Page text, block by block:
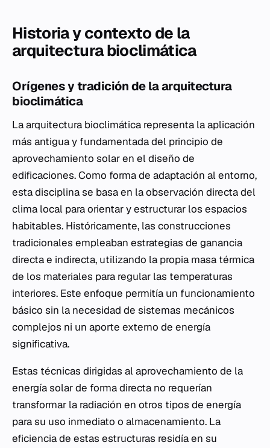
Historia y contexto de la
arquitectura bioclimática
Orígenes y tradición de la arquitectura
bioclimática
La arquitectura bioclimática representa la aplicación
más antigua y fundamentada del principio de
aprovechamiento solar en el diseño de
edificaciones. Como forma de adaptación al entorno,
esta disciplina se basa en la observación directa del
clima local para orientar y estructurar los espacios
habitables. Históricamente, las construcciones
tradicionales empleaban estrategias de ganancia
directa e indirecta, utilizando la propia masa térmica
de los materiales para regular las temperaturas
interiores. Este enfoque permitía un funcionamiento
básico sin la necesidad de sistemas mecánicos
complejos ni un aporte externo de energía
significativa.
Estas técnicas dirigidas al aprovechamiento de la
energía solar de forma directa no requerían
transformar la radiación en otros tipos de energía
para su uso inmediato o almacenamiento. La
eficiencia de estas estructuras residía en su